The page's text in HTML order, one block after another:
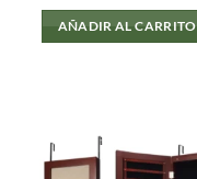
AÑADIR AL CARRITO